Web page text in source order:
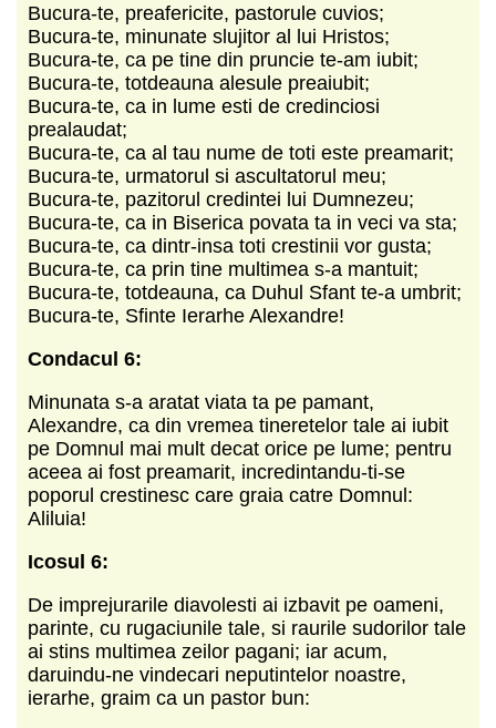
Bucura-te, preafericite, pastorule cuvios;
Bucura-te, minunate slujitor al lui Hristos;
Bucura-te, ca pe tine din pruncie te-am iubit;
Bucura-te, totdeauna alesule preaiubit;
Bucura-te, ca in lume esti de credinciosi
prealaudat;
Bucura-te, ca al tau nume de toti este preamarit;
Bucura-te, urmatorul si ascultatorul meu;
Bucura-te, pazitorul credintei lui Dumnezeu;
Bucura-te, ca in Biserica povata ta in veci va sta;
Bucura-te, ca dintr-insa toti crestinii vor gusta;
Bucura-te, ca prin tine multimea s-a mantuit;
Bucura-te, totdeauna, ca Duhul Sfant te-a umbrit;
Bucura-te, Sfinte Ierarhe Alexandre!
Condacul 6:
Minunata s-a aratat viata ta pe pamant,
Alexandre, ca din vremea tineretelor tale ai iubit
pe Domnul mai mult decat orice pe lume; pentru
aceea ai fost preamarit, incredintandu-ti-se
poporul crestinesc care graia catre Domnul:
Aliluia!
Icosul 6:
De imprejurarile diavolesti ai izbavit pe oameni,
parinte, cu rugaciunile tale, si raurile sudorilor tale
ai stins multimea zeilor pagani; iar acum,
daruindu-ne vindecari neputintelor noastre,
ierarhe, graim ca un pastor bun: